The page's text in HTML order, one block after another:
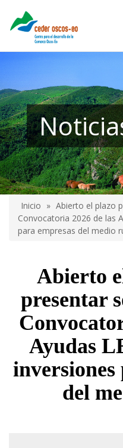
contenido
enlaces
ayuda
a
la
navegación
Inicio
Abierto el plazo
Convocatoria 2026 de las
para empresas del medio
Abierto
presentar
Ayudas
inversiones
del